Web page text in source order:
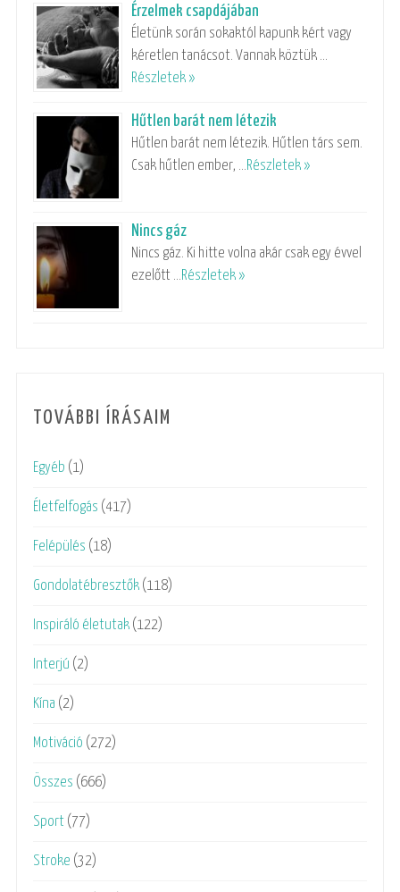
Érzelmek csapdájában
Életünk során sokaktól kapunk kért vagy
kéretlen tanácsot. Vannak köztük …
Részletek »
Hűtlen barát nem létezik
Hűtlen barát nem létezik. Hűtlen társ sem.
Csak hűtlen ember, …Részletek »
Nincs gáz
Nincs gáz. Ki hitte volna akár csak egy évvel
ezelőtt …Részletek »
TOVÁBBI ÍRÁSAIM
Egyéb (1)
Életfelfogás (417)
Felépülés (18)
Gondolatébresztők (118)
Inspiráló életutak (122)
Interjú (2)
Kína (2)
Motiváció (272)
Összes (666)
Sport (77)
Stroke (32)